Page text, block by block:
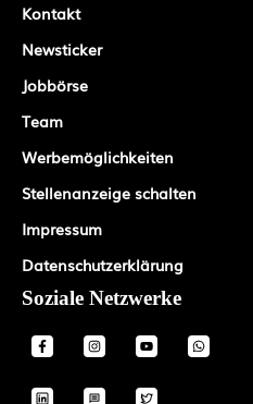
Kontakt
Newsticker
Jobbörse
Team
Werbemöglichkeiten
Stellenanzeige schalten
Impressum
Datenschutzerklärung
Soziale Netzwerke